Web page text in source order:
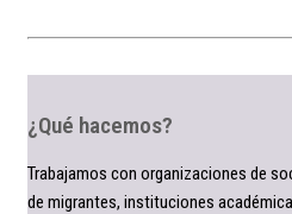
¿Qué hacemos?
Trabajamos con organizaciones de
de migrantes, instituciones